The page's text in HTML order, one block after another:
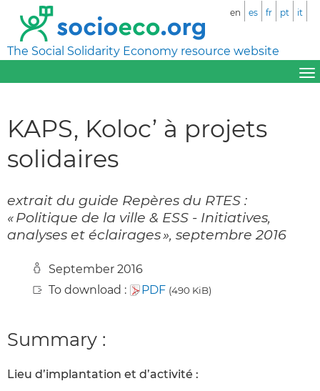
The Social Solidarity Economy resource website
en es fr pt it
KAPS, Koloc’ à projets
solidaires
extrait du guide Repères du RTES :
« Politique de la ville & ESS - Initiatives,
analyses et éclairages », septembre 2016
September 2016
To download :
PDF (490 KiB)
Summary :
Lieu d’implantation et d’activité :